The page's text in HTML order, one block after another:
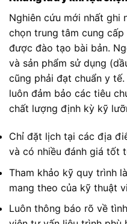
Nghiên cứu mới nhất ghi
chọn trung tâm cung
được đào tạo bài bản.
và sản phẩm sử dụng
cũng phải đạt chuẩn y tế.
luôn đảm bảo các tiêu
chất lượng định kỳ kỹ
Chỉ đặt lịch tại các địa
và có nhiều đánh giá tốt
Tham khảo kỹ quy trình
mang theo của kỹ thuật
Luôn thông báo rõ về